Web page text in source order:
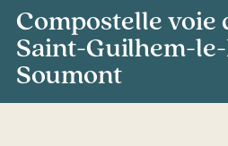
Compostelle voie
Saint-Guilhem-
Soumont